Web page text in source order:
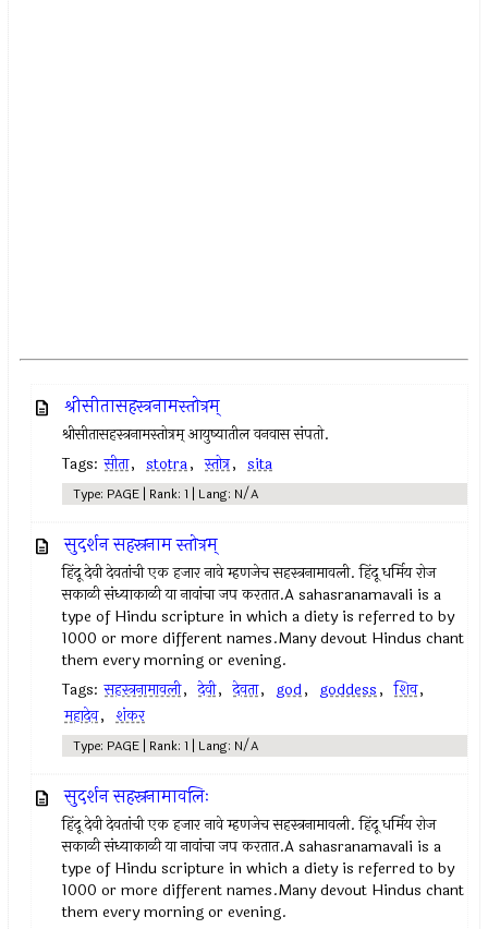
श्रीसीतासहस्त्रनामस्तोत्रम्‌
श्रीसीतासहस्त्रनामस्तोत्रम् आयुष्यातील वनवास संपतो.
Tags: सीता, stotra, स्तोत्र, sita
Type: PAGE | Rank: 1 | Lang: N/A
सुदर्शन सहस्रनाम स्तोत्रम्
हिंदू देवी देवतांची एक हजार नावे म्हणजेच सहस्त्रनामावली. हिंदू धर्मिय रोज
सकाळी संध्याकाळी या नावांचा जप करतात.A sahasranamavali is a
type of Hindu scripture in which a diety is referred to by
1000 or more different names.Many devout Hindus chant
them every morning or evening.
Tags: सहस्त्रनामावली, देवी, देवता, god, goddess, शिव,
महादेव, शंकर
Type: PAGE | Rank: 1 | Lang: N/A
सुदर्शन सहस्रनामावलिः
हिंदू देवी देवतांची एक हजार नावे म्हणजेच सहस्त्रनामावली. हिंदू धर्मिय रोज
सकाळी संध्याकाळी या नावांचा जप करतात.A sahasranamavali is a
type of Hindu scripture in which a diety is referred to by
1000 or more different names.Many devout Hindus chant
them every morning or evening.